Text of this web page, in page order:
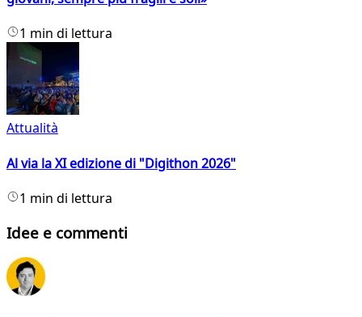
1 min di lettura
Attualità
Al via la XI edizione di "Digithon 2026"
1 min di lettura
Idee e commenti